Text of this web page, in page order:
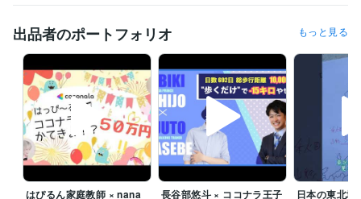
通話環境について、先にお伝えしておきますね
基本的には、静かな場所からイヤホンマイクでお繋ぎします。
ときどき、ぼく自身の頭をクリアにするために、
人の少ない道をゆっくり歩きながらお話しすることがあります。
そのぶん、
すぐお繋ぎできなかったり
周りの音が気になりそうなときは、
必ず場所を変えるようにしていますが、
出品者のポートフォリオ もっと見る
はぴるん家庭教師 × nana
長谷部悠斗 × ココナラ王子
日本の東北地